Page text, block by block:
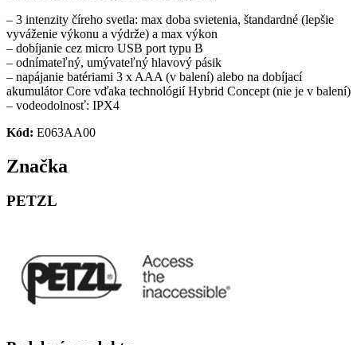
– 3 intenzity číreho svetla: max doba svietenia, štandardné (lepšie
vyváženie výkonu a výdrže) a max výkon
– dobíjanie cez micro USB port typu B
– odnímateľný, umývateľný hlavový pásik
– napájanie batériami 3 x AAA (v balení) alebo na dobíjací
akumulátor Core vďaka technológií Hybrid Concept (nie je v balení)
– vodeodolnosť: IPX4
Kód: E063AA00
Značka
PETZL